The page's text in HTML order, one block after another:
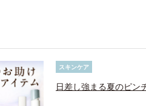
スキンケア
日差し強まる夏のピン